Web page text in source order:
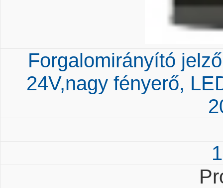
Forgalomirányító
24V,nagy fényerő,